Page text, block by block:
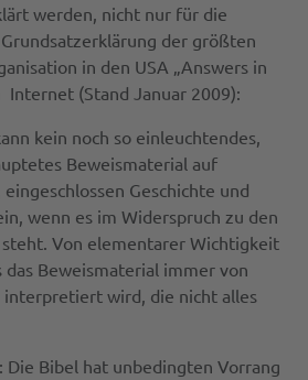
werden, nicht nur für die
der größten
in den USA „Answers in
Internet (Stand Januar 2009):
kein noch so einleuchtendes,
Beweismaterial auf
Geschichte und
wenn es im Widerspruch zu den
Von elementarer Wichtigkeit
das Beweismaterial immer von
interpretiert wird, die nicht alles
Bibel hat unbedingten Vorrang